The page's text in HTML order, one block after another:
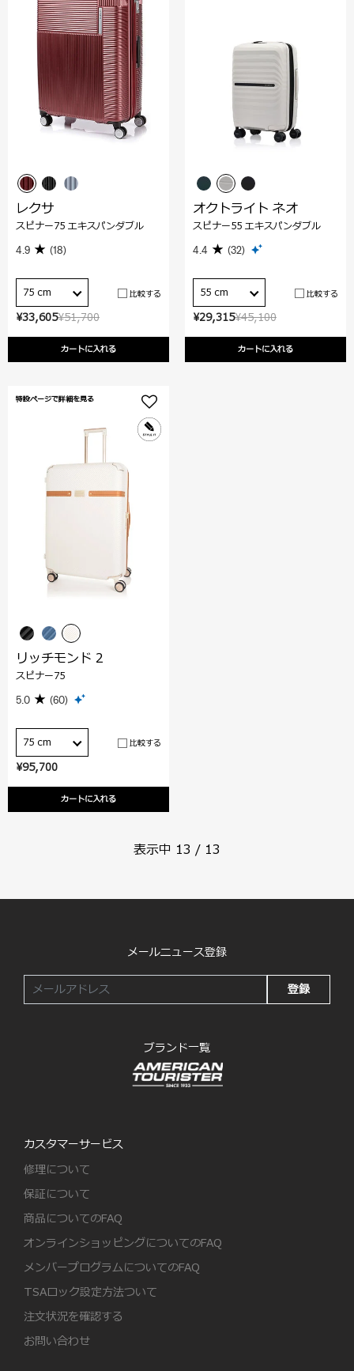
¥51,700
¥33,605
カートに入れる
レクサ
スピナー75 エキスパンダブル
4.9 (18)
75 cm 比較する
¥45,100
¥29,315
カートに入れる
オクトライト ネオ
スピナー55 エキスパンダブル
4.4 (32)
55 cm 比較する
¥95,700
カートに入れる
特設ページで詳細を見る
リッチモンド 2
スピナー75
5.0 (60)
75 cm 比較する
表示中 13 / 13
メールニュース登録
登録
ブランド一覧
カスタマーサービス
修理について
保証について
商品についてのFAQ
オンラインショッピングについてのFAQ
メンバープログラムについてのFAQ
TSAロック設定方法ついて
注文状況を確認する
お問い合わせ